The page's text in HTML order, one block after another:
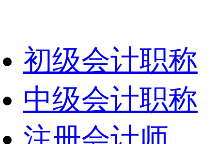
初级会计职称
中级会计职称